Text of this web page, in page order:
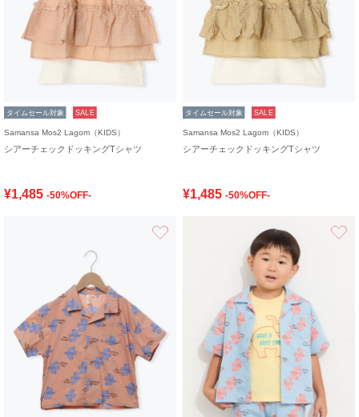
タイムセール対象 SALE
Samansa Mos2 Lagom（KIDS）
シアーチェックドッキングTシャツ
¥1,485 -50%OFF-
タイムセール対象 SALE
Samansa Mos2 Lagom（KIDS）
シアーチェックドッキングTシャツ
¥1,485 -50%OFF-